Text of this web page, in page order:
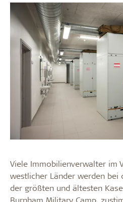
Viele Immobilienverwalter im
westlicher Länder werden bei
der größten und ältesten
Burnham Military Camp,